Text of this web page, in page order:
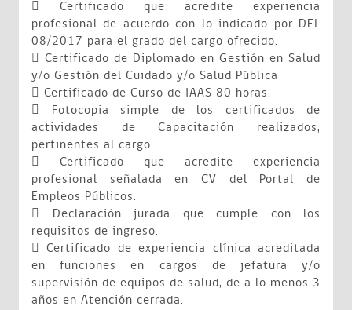
 Certificado que acredite experiencia
profesional de acuerdo con lo indicado por DFL
08/2017 para el grado del cargo ofrecido.
 Certificado de Diplomado en Gestión en Salud
y/o Gestión del Cuidado y/o Salud Pública
 Certificado de Curso de IAAS 80 horas.
 Fotocopia simple de los certificados de
actividades de Capacitación realizados,
pertinentes al cargo.
 Certificado que acredite experiencia
profesional señalada en CV del Portal de
Empleos Públicos.
 Declaración jurada que cumple con los
requisitos de ingreso.
 Certificado de experiencia clínica acreditada
en funciones en cargos de jefatura y/o
supervisión de equipos de salud, de a lo menos 3
años en Atención cerrada.